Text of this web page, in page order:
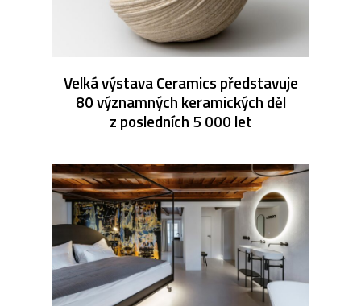
Velká výstava Ceramics představuje
80 významných keramických děl
z posledních 5 000 let